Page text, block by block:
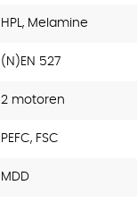
HPL, Melamine
(N)EN 527
2 motoren
PEFC, FSC
MDD